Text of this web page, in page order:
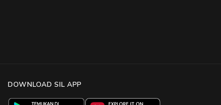
DOWNLOAD SIL APP